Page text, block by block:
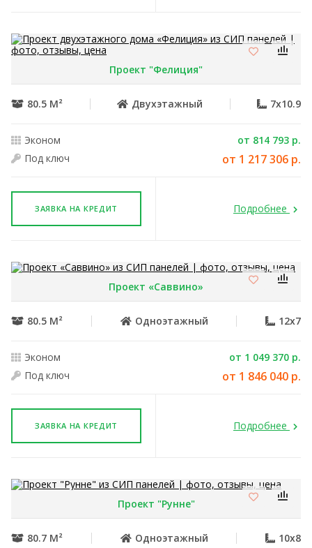
Проект "Фелиция"
80.5 М² Двухэтажный 7x10.9
Эконом
от 814 793 р.
Под ключ
от 1 217 306 р.
ЗАЯВКА НА КРЕДИТ Подробнее
Проект «Саввино»
80.5 М² Одноэтажный 12x7
Эконом
от 1 049 370 р.
Под ключ
от 1 846 040 р.
ЗАЯВКА НА КРЕДИТ Подробнее
Проект "Рунне"
80.7 М² Одноэтажный 10x8